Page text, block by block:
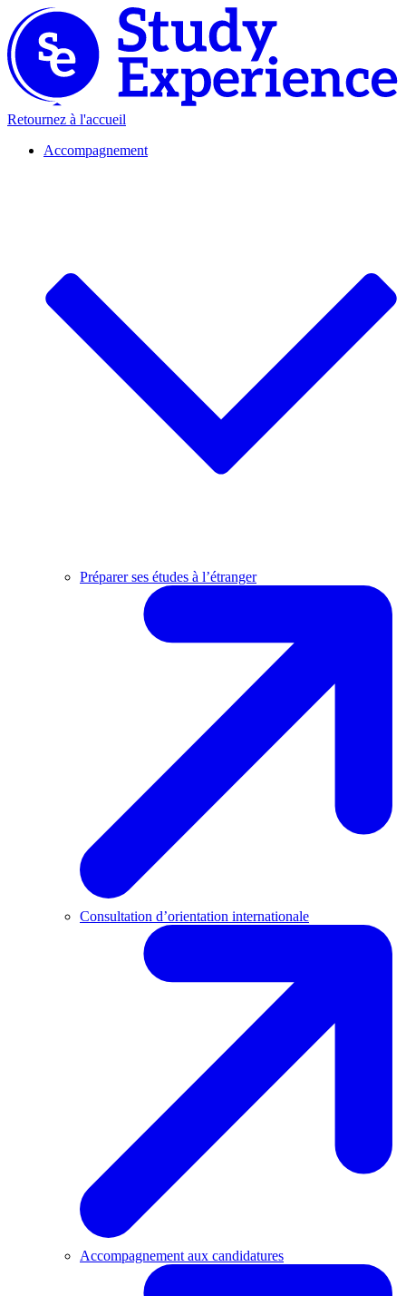
Retournez à l'accueil
Accompagnement
Préparer ses études à l’étranger
Consultation d’orientation internationale
Accompagnement aux candidatures